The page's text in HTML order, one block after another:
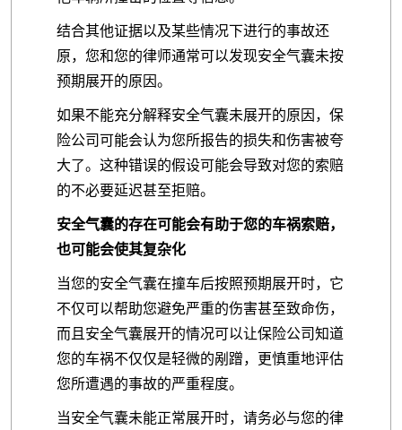
结合其他证据以及某些情况下进行的事故还
原，您和您的律师通常可以发现安全气囊未按
预期展开的原因。
如果不能充分解释安全气囊未展开的原因，保
险公司可能会认为您所报告的损失和伤害被夸
大了。这种错误的假设可能会导致对您的索赔
的不必要延迟甚至拒赔。
安全气囊的存在可能会有助于您的车祸索赔，
也可能会使其复杂化
当您的安全气囊在撞车后按照预期展开时，它
不仅可以帮助您避免严重的伤害甚至致命伤，
而且安全气囊展开的情况可以让保险公司知道
您的车祸不仅仅是轻微的剐蹭，更慎重地评估
您所遭遇的事故的严重程度。
当安全气囊未能正常展开时，请务必与您的律